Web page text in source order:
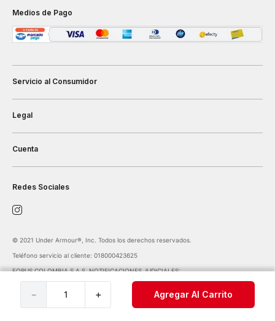
＋
－ Agregar Al Carrito
Medios de Pago
Servicio al Consumidor
Legal
Cuenta
Redes Sociales
©️ 2021 Under Armour®️, Inc. Todos los derechos reservados.
Teléfono servicio al cliente: 018000423625
FORUS COLOMBIA S.A.S. NOTIFICACIONES JUDICIALES:
notificaciones@forus.com.co
| Av. Carrera 45 Nº 108-27 BOGOTÁ COLOMBIA